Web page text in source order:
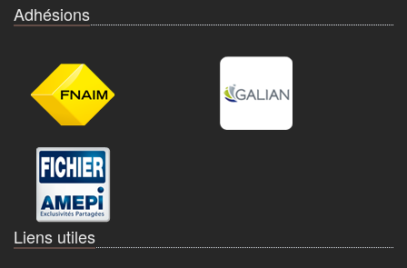
Adhésions
Liens utiles